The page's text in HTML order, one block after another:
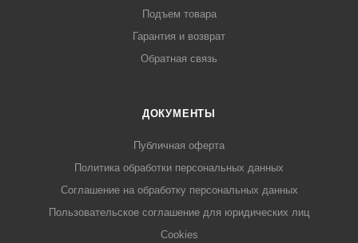
Подъем товара
Гарантия и возврат
Обратная связь
ДОКУМЕНТЫ
Публичная оферта
Политика обработки персональных данных
Соглашение на обработку персональных данных
Пользовательское соглашение для юридических лиц
Cookies